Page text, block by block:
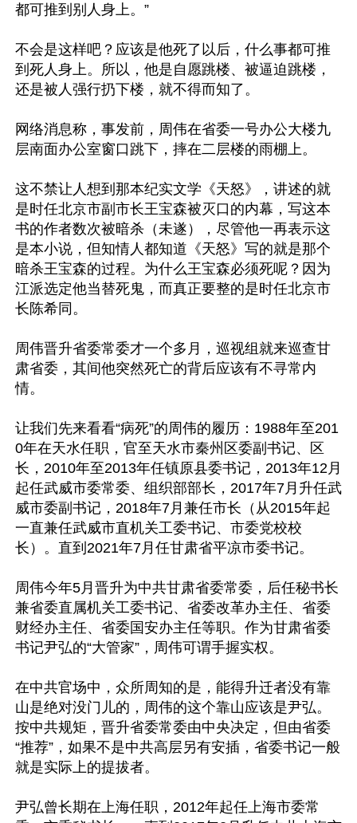
都可推到别人身上。”
不会是这样吧？应该是他死了以后，什么事都可推
到死人身上。所以，他是自愿跳楼、被逼迫跳楼，
还是被人强行扔下楼，就不得而知了。
网络消息称，事发前，周伟在省委一号办公大楼九
层南面办公室窗口跳下，摔在二层楼的雨棚上。
这不禁让人想到那本纪实文学《天怒》，讲述的就
是时任北京市副市长王宝森被灭口的内幕，写这本
书的作者数次被暗杀（未遂），尽管他一再表示这
是本小说，但知情人都知道《天怒》写的就是那个
暗杀王宝森的过程。为什么王宝森必须死呢？因为
江派选定他当替死鬼，而真正要整的是时任北京市
长陈希同。
周伟晋升省委常委才一个多月，巡视组就来巡查甘
肃省委，其间他突然死亡的背后应该有不寻常内
情。
让我们先来看看“病死”的周伟的履历：1988年至201
0年在天水任职，官至天水市秦州区委副书记、区
长，2010年至2013年任镇原县委书记，2013年12月
起任武威市委常委、组织部部长，2017年7月升任武
威市委副书记，2018年7月兼任市长（从2015年起
一直兼任武威市直机关工委书记、市委党校校
长）。直到2021年7月任甘肃省平凉市委书记。
周伟今年5月晋升为中共甘肃省委常委，后任秘书长
兼省委直属机关工委书记、省委改革办主任、省委
财经办主任、省委国安办主任等职。作为甘肃省委
书记尹弘的“大管家”，周伟可谓手握实权。
在中共官场中，众所周知的是，能得升迁者没有靠
山是绝对没门儿的，周伟的这个靠山应该是尹弘。
按中共规矩，晋升省委常委由中央决定，但由省委
“推荐”，如果不是中共高层另有安插，省委书记一般
就是实际上的提拔者。
尹弘曾长期在上海任职，2012年起任上海市委常